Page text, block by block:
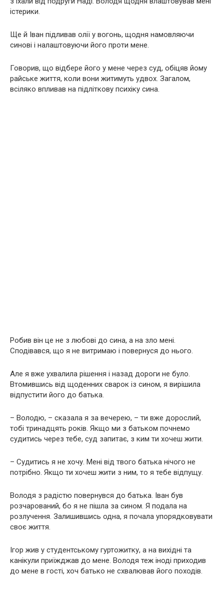
істерики.
Ще й Іван підливав олії у вогонь, щодня намовляючи
синові і налаштовуючи його проти мене.
Говорив, що відбере його у мене через суд, обіцяв йому
райське життя, коли вони житимуть удвох. Загалом,
всіляко впливав на підліткову психіку сина.
Робив він це не з любові до сина, а на зло мені.
Сподівався, що я не витримаю і повернуся до нього.
Але я вже ухвалила рішення і назад дороги не було.
Втомившись від щоденних сварок із сином, я вирішила
відпустити його до батька.
– Володю, – сказала я за вечерею, – ти вже дорослий,
тобі тринадцять років. Якщо ми з батьком почнемо
судитись через тебе, суд запитає, з ким ти хочеш жити.
– Судитись я не хочу. Мені від твого батька нічого не
потрібно. Якщо ти хочеш жити з ним, то я тебе відпущу.
Володя з радістю повернувся до батька. Іван був
розчарований, бо я не пішла за сином. Я подала на
розлучення. Залишившись одна, я почала упорядковувати
своє життя.
Ігор жив у студентському гуртожитку, а на вихідні та
канікули приїжджав до мене. Володя теж іноді приходив
до мене в гості, хоч батько не схвалював його походів.